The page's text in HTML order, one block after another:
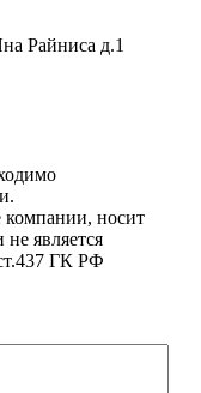
Райниса д.1
компании, носит
является
ГК РФ